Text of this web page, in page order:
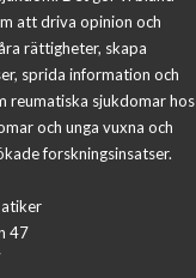
att driva opinion och
rättigheter, skapa
sprida information och
reumatiska sjukdomar hos
och unga vuxna och
forskningsinsatser.
47